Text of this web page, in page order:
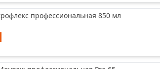
профессиональная 850 мл